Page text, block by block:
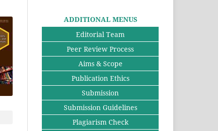
ADDITIONAL MENUS
Editorial Team
Peer Review Process
Aims & Scope
Publication Ethics
Submission
Submission Guidelines
Plagiarism Check